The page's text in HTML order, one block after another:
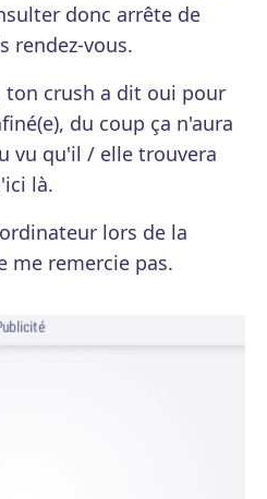
donc arrête de
rendez-vous.
ton crush a dit oui pour
du coup ça n'aura
vu qu'il / elle trouvera
là.
lors de la
me remercie pas.